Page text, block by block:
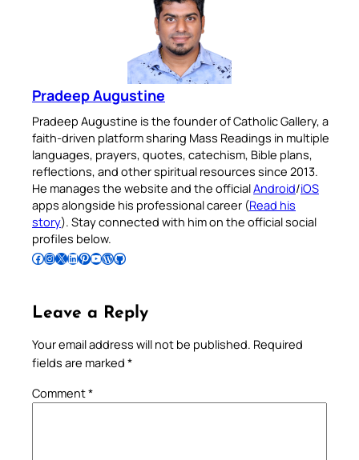
Pradeep Augustine
Pradeep Augustine is the founder of Catholic Gallery, a
faith-driven platform sharing Mass Readings in multiple
languages, prayers, quotes, catechism, Bible plans,
reflections, and other spiritual resources since 2013.
He manages the website and the officialAndroid/iOS
apps alongside his professional career (Read his
story). Stay connected with him on the official social
profiles below.
Follow Pradeep on Facebook Follow Pradeep on InstagramFollow Pradeep on X Follow Pradeep on LinkedIn Follow Pradeep on Pinterest Subscribe to Pradeep’s Youtube Channel Follow Pradeep on WordPress Follow Pradeep on GitHub
Leave a Reply
Your email address will not be published. Required
fields are marked *
Comment*